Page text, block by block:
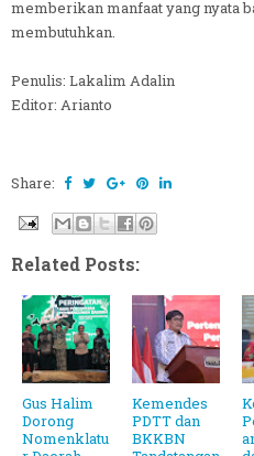
memberikan manfaat yang nyata
membutuhkan.
Penulis: Lakalim Adalin
Editor: Arianto
Share:
Related Posts:
Gus Halim
Dorong
Nomenklatu
Kemendes
PDTT dan
BKKBN